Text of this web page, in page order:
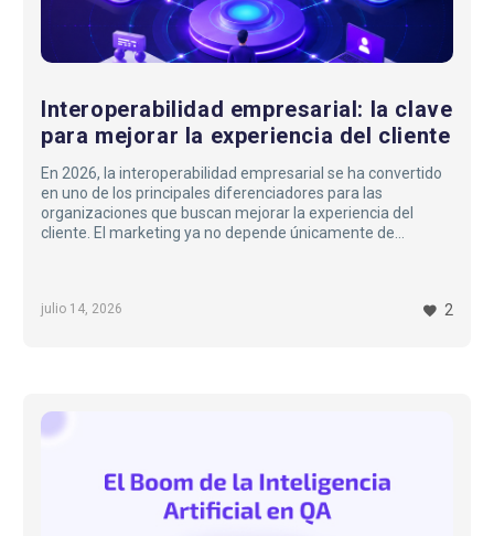
cliente
julio 14, 2026
Interoperabilidad empresarial: la clave
para mejorar la experiencia del cliente
En 2026, la interoperabilidad empresarial se ha convertido
en uno de los principales diferenciadores para las
organizaciones que buscan mejorar la experiencia del
cliente. El marketing ya no depende únicamente de
ofrecer experiencias coherentes y personalizadas…
2
de
la